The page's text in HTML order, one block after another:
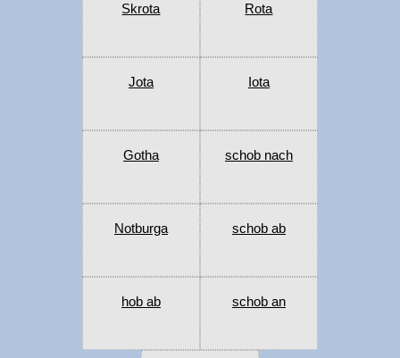
Skrota Rota
Jota Iota
Gotha schob nach
Notburga schob ab
hob ab schob an